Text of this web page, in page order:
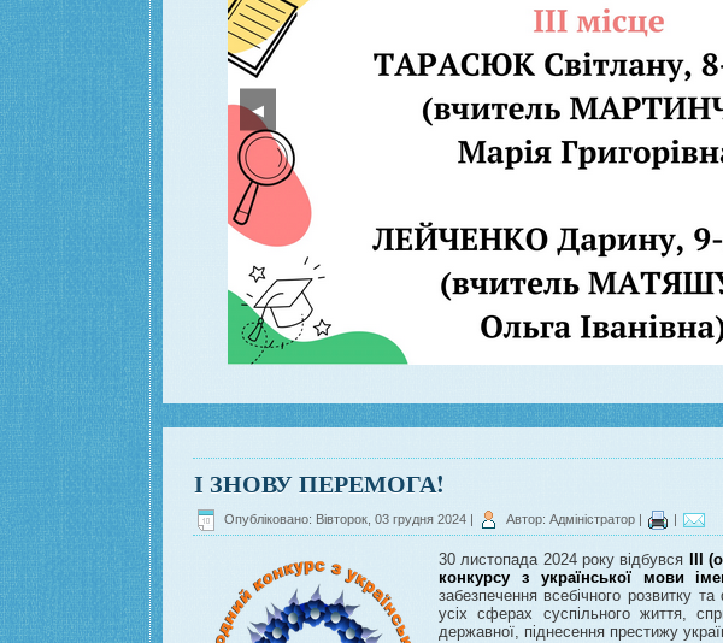
◀
І ЗНОВУ ПЕРЕМОГА!
Опубліковано: Вівторок, 03 грудня 2024 Автор: Адміністратор
30 листопада 2024 року відбувся
конкурсу з української мови
забезпечення всебічного розвитку
усіх сферах суспільного життя,
державної, піднесення престижу